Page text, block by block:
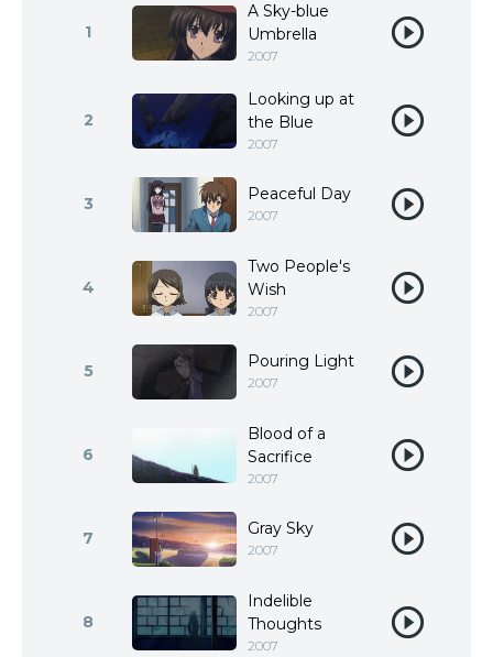
1
A Sky-blue
Umbrella
2007
2
Looking up at
the Blue
2007
3 Peaceful Day
2007
4
Two People's
Wish
2007
5 Pouring Light
2007
6
Blood of a
Sacrifice
2007
7 Gray Sky
2007
8
Indelible
Thoughts
2007